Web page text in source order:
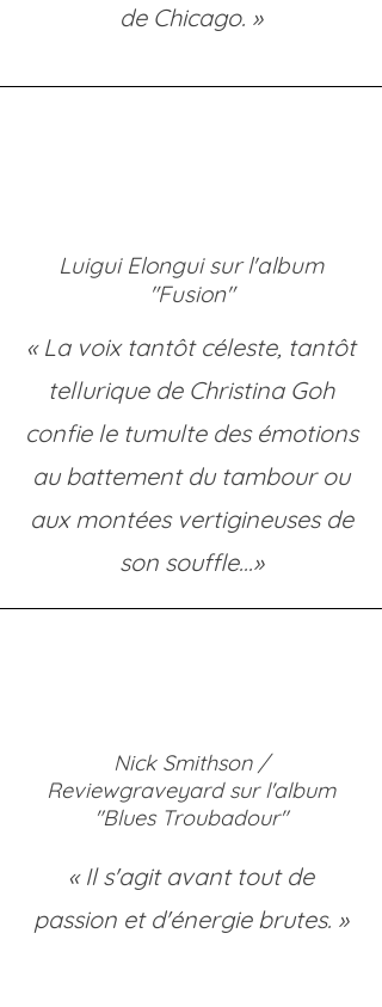
de Chicago. »
Luigui Elongui sur l'album
"Fusion"
« La voix tantôt céleste, tantôt
tellurique de Christina Goh
confie le tumulte des émotions
au battement du tambour ou
aux montées vertigineuses de
son souffle...»
Nick Smithson /
Reviewgraveyard sur l'album
"Blues Troubadour"
« Il s'agit avant tout de
passion et d'énergie brutes. »